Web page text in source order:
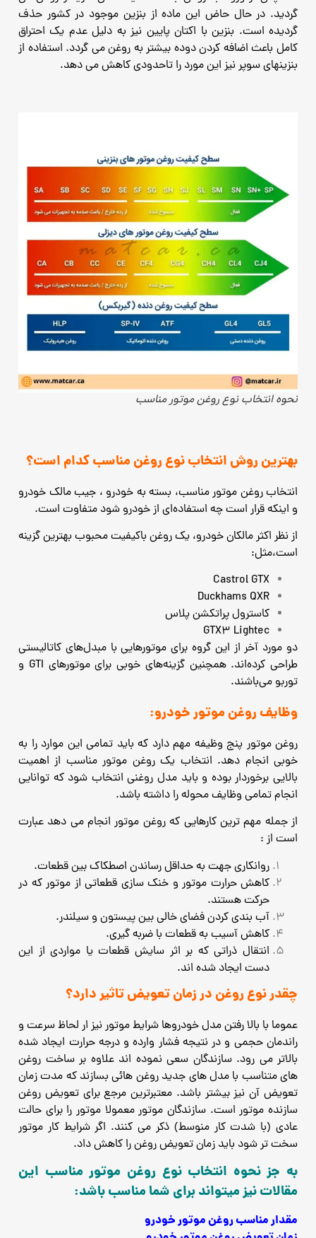
گردید. در حال حاض این ماده از بنزین موجود در کشور حذف
گردیده است. بنزین با اکتان پایین نیز به دلیل عدم یک احتراق
کامل باعث اضافه کردن دوده بیشتر به روغن می گردد. استفاده از
بنزینهای سوپر نیز این مورد را تاحدودی کاهش می دهد.
نحوه انتخاب نوع روغن موتور مناسب
بهترین روش انتخاب نوع روغن مناسب کدام است؟
انتخاب روغن موتور مناسب، بسته به خودرو ، جیب مالک خودرو
و اینکه قرار است چه استفاده‌ای از خودرو شود متفاوت است.
از نظر اکثر مالکان خودرو، یک روغن باکیفیت محبوب بهترین گزینه
است،مثل:
Castrol GTX
Duckhams QXR
کاسترول پراتکشن پلاس
GTX۳ Lightec
دو مورد آخر از این گروه برای موتورهایی با مبدل‌های کاتالیستی
طراحی کرده‌اند. همچنین گزینه‌های خوبی برای موتورهای GTI و
توربو می‌باشند.
وظایف روغن موتور خودرو:
روغن موتور پنج وظیفه مهم دارد که باید تمامی این موارد را به
خوبی انجام دهد. انتخاب یک روغن موتور مناسب از اهمیت
بالایی برخوردار بوده و باید مدل روغنی انتخاب شود که توانایی
انجام تمامی وظایف محوله را داشته باشد.
از جمله مهم ترین کارهایی که روغن موتور انجام می دهد عبارت
است از :
روانکاری جهت به حداقل رساندن اصطکاک بین قطعات.
کاهش حرارت موتور و خنک سازی قطعاتی از موتور که در
حرکت هستند.
آب بندی کردن فضای خالی بین پیستون و سیلندر.
کاهش آسیب به قطعات با ضربه گیری.
انتقال ذراتی که بر اثر سایش قطعات یا مواردی از این
دست ایجاد شده اند.
چقدر نوع روغن در زمان تعویض تاثیر دارد؟
عموما با بالا رفتن مدل خودروها شرایط موتور نیز ار لحاظ سرعت و
راندمان حجمی و در نتیجه فشار وارده و درجه حرارت ایجاد شده
بالاتر می رود.سازندگان سعی نموده اند علاوه بر ساخت روغن
های متناسب با مدل های جدید روغن هائی بسازند که مدت زمان
تعویض آن نیز بیشتر باشد. معتبرترین مرجع برای تعویض روغن
سازنده موتور است. سازندگان موتور معمولا موتور را برای حالت
عادی (با شدت کار منوسط) ذکر می کنند. اگر شرایط کار موتور
سخت تر شود باید زمان تعویض روغن را کاهش داد.
به جز نحوه انتخاب نوع روغن موتور مناسب این
مقالات نیز میتواند برای شما مناسب باشد:
مقدار مناسب روغن موتور خودرو